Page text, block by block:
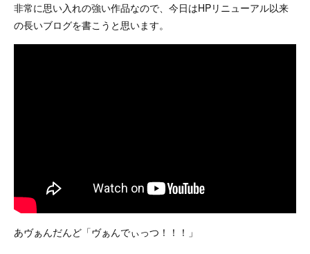
非常に思い入れの強い作品なので、今日はHPリニューアル以来
の長いブログを書こうと思います。
あヴぁんだんど「ヴぁんでぃっつ！！！」